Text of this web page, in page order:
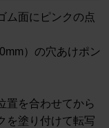
ム面にピンクの点
）の穴あけポン
置を合わせてから
を塗り付けて転写